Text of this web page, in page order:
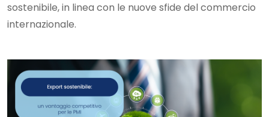
sostenibile, in linea con le nuove sfide del commercio
internazionale.